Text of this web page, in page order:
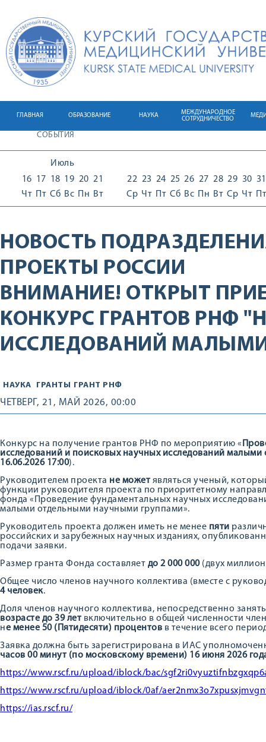
ГЛАВНАЯ ОБРАЗОВАНИЕ НАУКА
МЕЖДУНАРОДНОЕ
СОТРУДНИЧЕСТВО
СОБЫТИЯ
Июль
16
Чт
17
Пт
18
Сб
19
Вс
20
Пн
21
Вт
22
Ср
23
Чт
24
Пт
25
Сб
26
Вс
27
Пн
28
Вт
29
Ср
30
Чт
31
Пт
НОВОСТЬ
ПРОЕКТЫ РОССИИ
ВНИМАНИЕ! ОТКРЫТ
КОНКУРС ГРАНТОВ РНФ
ИССЛЕДОВАНИЙ
НАУКА ГРАНТЫ ГРАНТ РНФ
ЧЕТВЕРГ, 21, МАЙ 2026, 00:00
Конкурс на получение грантов РНФ по мероприятию «
исследований и поисковых научных исследований
16.06.2026 17:00).
Руководителем проекта не может являться ученый,
функции руководителя проекта по приоритетному
фонда «Проведение фундаментальных научных
малыми отдельными научными группами».
Руководитель проекта должен иметь не менее пяти
российских и зарубежных научных изданиях,
подачи заявки.
Размер гранта Фонда составляет до 2 000 000(двух
Общее число членов научного коллектива (вместе с
4 человек.
Доля членов научного коллектива, непосредственно
возрасте до 39 лет включительно в общей численности
не менее 50 (Пятидесяти) процентов в течение всего
Заявка должна быть зарегистрирована в ИАС
часов 00 минут (по московскому времени) 16 июня 2026
https://www.rscf.ru/upload/iblock/bac/
https://www.rscf.ru/upload/iblock/0af/
https://ias.rscf.ru/